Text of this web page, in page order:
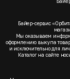
Байер-сервис
Мы оказываем
оформлению выкупа
и исключительно для
Каталог на сайте